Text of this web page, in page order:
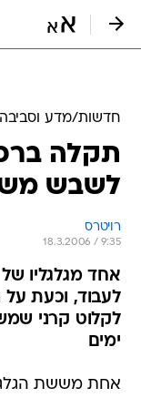
חדשות/מדע
תקלה
לשבש
רויטרס
18.3.2006 / 9:35
אחד מגלגליו
לעבוד, וכעת על
ימים
אחת מששת